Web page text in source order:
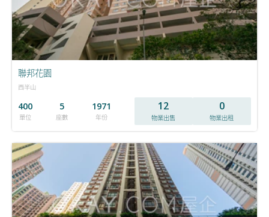
聯邦花園
西半山
400
單位
5
座數
1971
年份
12
物業出售
0
物業出租